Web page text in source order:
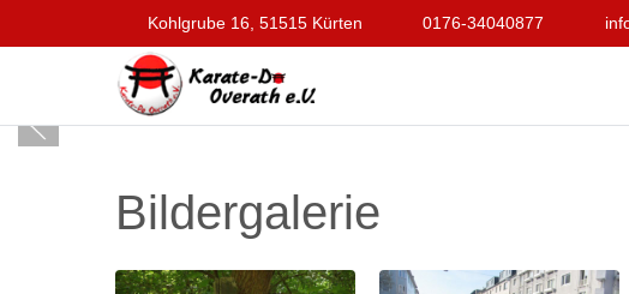
Kohlgrube 16, 51515 Kürten 0176-34040877
Bildergalerie